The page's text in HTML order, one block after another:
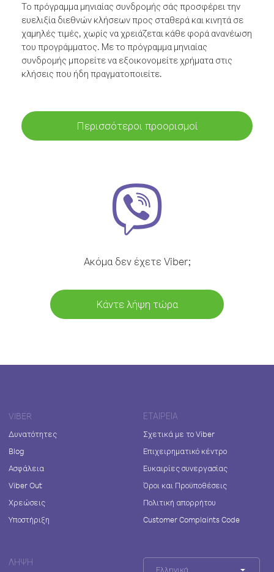
Το πρόγραμμα μηνιαίας συνδρομής σάς προσφέρει την
ευελιξία διεθνών κλήσεων προς σταθερά και κινητά σε
χαμηλές τιμές, χωρίς να χρειάζεται κάθε φορά ανανέωση
του προγράμματος. Με το πρόγραμμα μηνιαίας
συνδρομής μπορείτε να εξοικονομείτε χρήματα στις
κλήσεις που ήδη πραγματοποιείτε.
Περισσότεροι προορισμοί
Ακόμα δεν έχετε Viber;
Κάντε λήψη τώρα
VIBER
Δυνατότητες
Blog
Ασφάλεια
Viber Out
Χρεώσεις
Υποστήριξη
ΕΤΑΙΡΕΊΑ
Σχετικά με το Viber
Επιχειρηματικό κέντρο
Ευκαιρίες συνεργασίας
Όροι και Προϋποθέσεις
Πολιτική απορρήτου
Customer Complaints Code
ΛΉΨΗ
Ελληνικά